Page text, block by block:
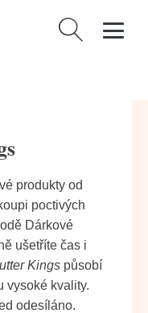
Vyhledávání
produkty od
poctivých
Dárkové
ušetříte čas i
Kings působí
vysoké kvality.
odesíláno.